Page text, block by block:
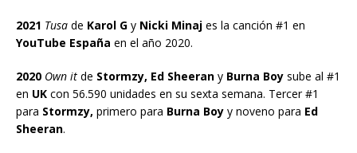
2021 Tusa de Karol G y Nicki Minaj es la canción #1 en
YouTube España en el año 2020.
2020 Own it de Stormzy, Ed Sheeran y Burna Boy sube al #1
en UK con 56.590 unidades en su sexta semana. Tercer #1
para Stormzy, primero para Burna Boy y noveno para Ed
Sheeran.